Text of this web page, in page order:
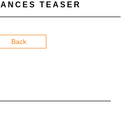
TEASER
Back